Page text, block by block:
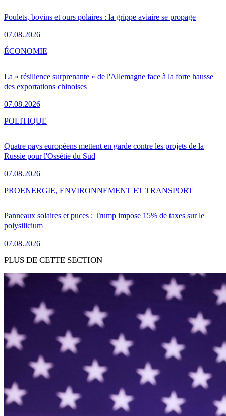
Poulets, bovins et ours polaires : la grippe aviaire se propage
07.08.2026
La « résilience surprenante » de l'Allemagne face à la forte hausse
des exportations chinoises
07.08.2026
ÉCONOMIE
Quatre pays européens mettent en garde contre les projets de la
Russie pour l'Ossétie du Sud
07.08.2026
POLITIQUE
Panneaux solaires et puces : Trump impose 15% de taxes sur le
polysilicium
07.08.2026
PROENERGIE, ENVIRONNEMENT ET TRANSPORT
PLUS DE CETTE SECTION